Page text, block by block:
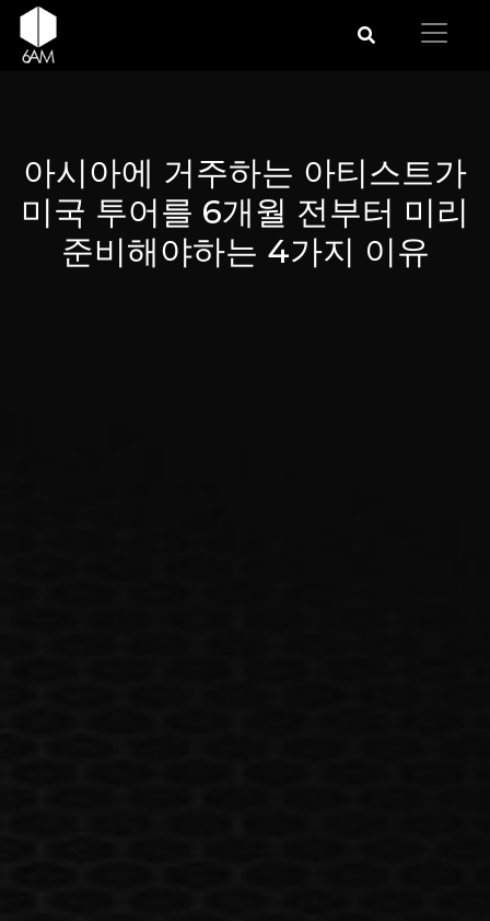
아시아에 거주하는 아티스트가
미국 투어를 6개월 전부터 미리
준비해야하는 4가지 이유